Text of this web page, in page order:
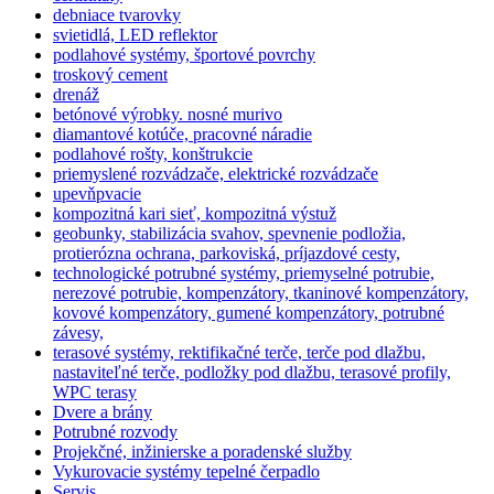
debniace tvarovky
svietidlá, LED reflektor
podlahové systémy, športové povrchy
troskový cement
drenáž
betónové výrobky. nosné murivo
diamantové kotúče, pracovné náradie
podlahové rošty, konštrukcie
priemyslené rozvádzače, elektrické rozvádzače
upevňpvacie
kompozitná kari sieť, kompozitná výstuž
geobunky, stabilizácia svahov, spevnenie podložia,
protierózna ochrana, parkoviská, príjazdové cesty,
technologické potrubné systémy, priemyselné potrubie,
nerezové potrubie, kompenzátory, tkaninové kompenzátory,
kovové kompenzátory, gumené kompenzátory, potrubné
závesy,
terasové systémy, rektifikačné terče, terče pod dlažbu,
nastaviteľné terče, podložky pod dlažbu, terasové profily,
WPC terasy
Dvere a brány
Potrubné rozvody
Projekčné, inžinierske a poradenské služby
Vykurovacie systémy tepelné čerpadlo